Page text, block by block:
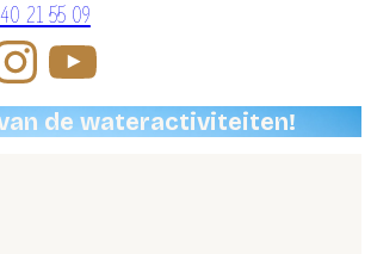
21 55 09
de wateractiviteiten!